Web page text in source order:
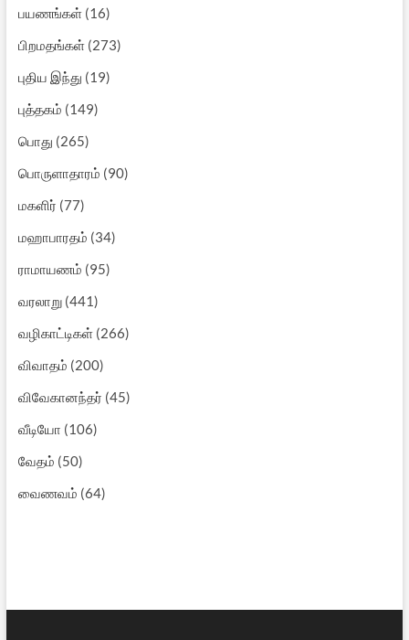
பயணங்கள்(16)
பிறமதங்கள்(273)
புதிய இந்து (19)
புத்தகம் (149)
பொது (265)
பொருளாதாரம் (90)
மகளிர் (77)
மஹாபாரதம் (34)
ராமாயணம் (95)
வரலாறு(441)
வழிகாட்டிகள்(266)
விவாதம் (200)
விவேகானந்தர் (45)
வீடியோ (106)
வேதம் (50)
வைணவம் (64)